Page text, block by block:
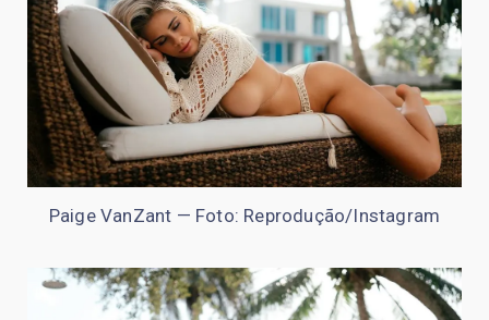
Paige VanZant — Foto: Reprodução/Instagram